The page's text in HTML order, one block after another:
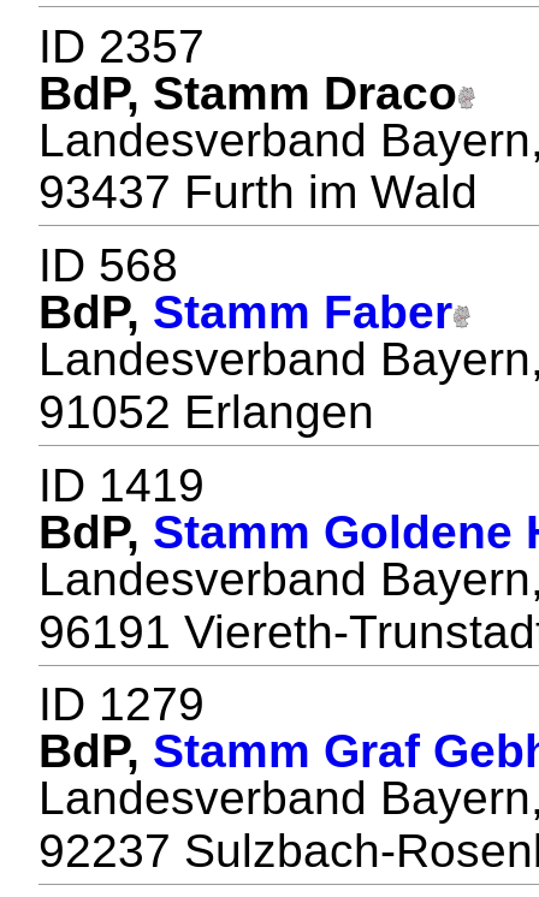
ID 2357
BdP, Stamm Draco
Landesverband
93437 Furth im Wald
ID 568
BdP, Stamm Faber
Landesverband
91052 Erlangen
ID 1419
BdP, Stamm Goldene
Landesverband
96191 Viereth-
ID 1279
BdP, Stamm Graf
Landesverband
92237 Sulzbach-